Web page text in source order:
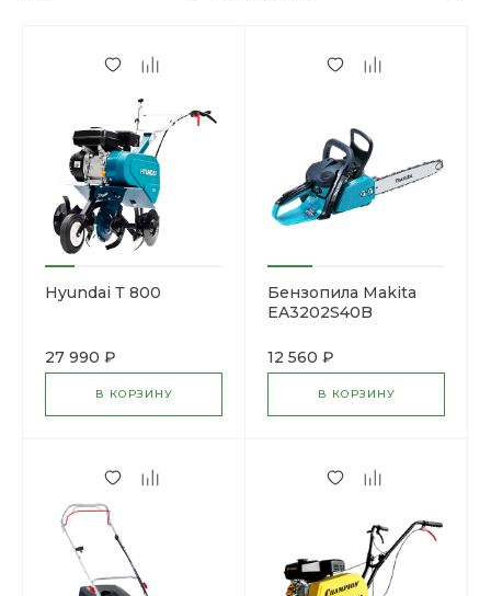
Hyundai Т 800
27 990 ₽
В КОРЗИНУ
Бензопила Makita
EA3202S40B
12 560 ₽
В КОРЗИНУ